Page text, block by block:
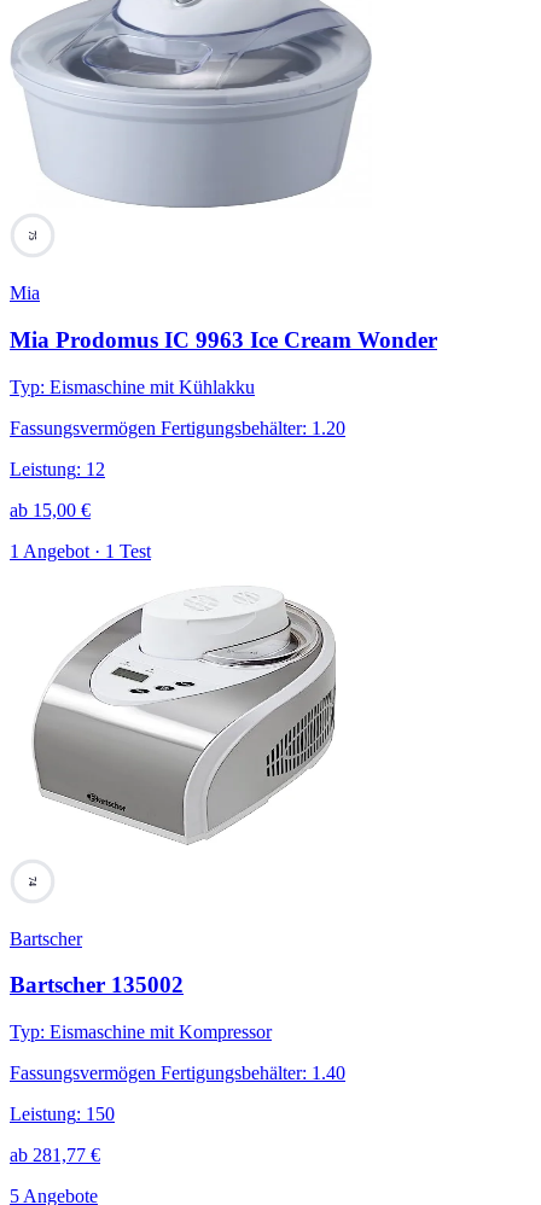
75
Mia
Mia Prodomus IC 9963 Ice Cream Wonder
Typ: Eismaschine mit Kühlakku
Fassungsvermögen Fertigungsbehälter: 1.20
Leistung: 12
ab 15,00 €
1 Angebot · 1 Test
74
Bartscher
Bartscher 135002
Typ: Eismaschine mit Kompressor
Fassungsvermögen Fertigungsbehälter: 1.40
Leistung: 150
ab 281,77 €
5 Angebote